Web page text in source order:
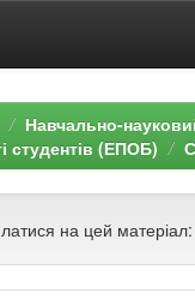
Навчально-
студентів (ЕПОБ)
на цей матеріал: